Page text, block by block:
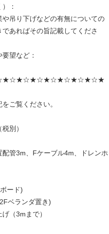
：
吊り下げなどの有無についての
あればその旨記載してくださ
望など：
ご覧ください。
別）
配管3m、Fケーブル4m、ドレンホ
ード)
ベランダ置き)
（3mまで）